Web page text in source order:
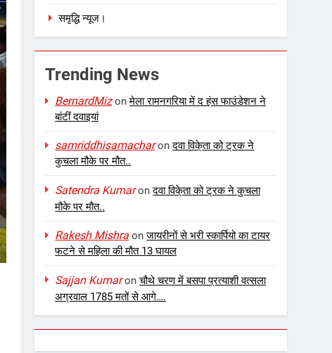
समृद्धि न्यूज।
Trending News
BernardMizonमेला रामनगरिया में द हंस फाउंडेशन ने
बांटीं दवाइयां
samriddhisamacharonदवा विके्ता को ट्रक ने
कुचला मौके पर मौत..
Satendra Kumaronदवा विके्ता को ट्रक ने कुचला
मौके पर मौत..
Rakesh Mishra onजायरीनों से भरी स्कार्पियो का टायर
फटने से महिला की मौत 13 घायल
Sajjan Kumaronचौथे चरण में बसपा प्रत्याशी वत्सला
अग्रवाल 1785 मतों से आगे….